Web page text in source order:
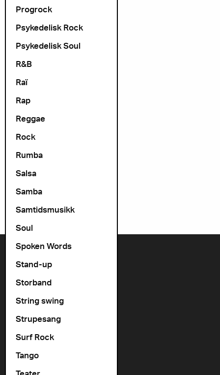
Progrock
Psykedelisk Rock
Psykedelisk Soul
R&B
Raï
Rap
Reggae
Rock
Rumba
Salsa
Samba
Samtidsmusikk
Soul
Spoken Words
Stand-up
Storband
String swing
Strupesang
Surf Rock
Tango
+47 22 11 33 08
Vogts gate 64, 0477 Oslo
info@cosmopolite.no
Gå til vår spilleliste